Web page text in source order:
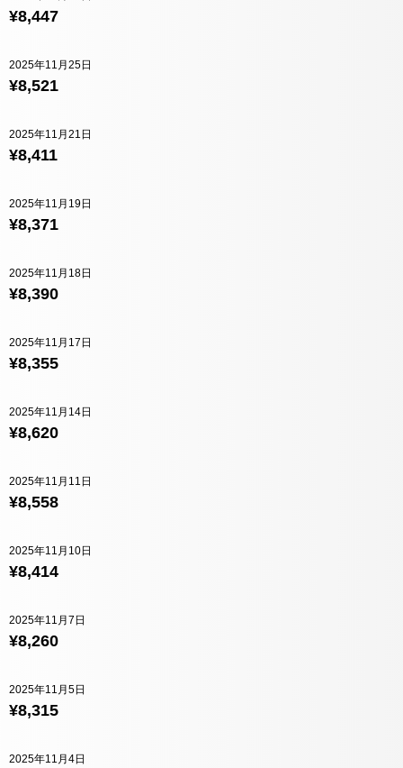
¥8,447
¥8,521
2025年11月25日
¥8,411
2025年11月21日
¥8,371
2025年11月19日
¥8,390
2025年11月18日
¥8,355
2025年11月17日
¥8,620
2025年11月14日
¥8,558
2025年11月11日
¥8,414
2025年11月10日
¥8,260
2025年11月7日
¥8,315
2025年11月5日
2025年11月4日